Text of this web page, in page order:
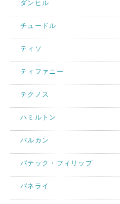
ダンヒル
チュードル
ティソ
ティファニー
テクノス
ハミルトン
バルカン
パテック・フィリップ
パネライ